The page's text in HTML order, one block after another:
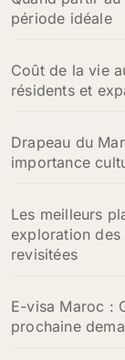
période idéale
Coût de la vie
résidents et
Drapeau du
importance
Les meilleurs
exploration des
revisitées
E-visa Maroc :
prochaine